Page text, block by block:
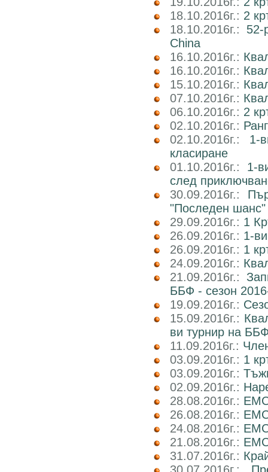
18.10.2016г.: 2
18.10.2016г.: 52-
China
16.10.2016г.:
16.10.2016г.:
15.10.2016г.:
07.10.2016г.:
06.10.2016г.: 2
02.10.2016г.:
02.10.2016г.: 1-
класиране
01.10.2016г.: 1-
след
30.09.2016г.:
"Последен шанс"
29.09.2016г.: 1
26.09.2016г.: 1-
26.09.2016г.: 1
24.09.2016г.:
21.09.2016г.:
ББФ - сезон
19.09.2016г.:
15.09.2016г.:
ви турнир на
11.09.2016г.:
03.09.2016г.: 1
03.09.2016г.:
02.09.2016г.:
28.08.2016г.:
26.08.2016г.:
24.08.2016г.:
21.08.2016г.:
31.07.2016г.: